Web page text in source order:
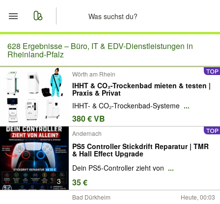
Start
Merkliste
Nachrichten
Anzeige aufgeben
628 Ergebnisse – Büro, IT & EDV-Dienstleistungen in
Rheinland-Pfalz
Wörth am Rhein
IHHT & CO₂-Trockenbad mieten & testen |
Praxis & Privat
IHHT- & CO₂-Trockenbad-Systeme ...
380 € VB
3
Andernach
PS5 Controller Stickdrift Reparatur | TMR
& Hall Effect Upgrade
Dein PS5-Controller zieht von ...
35 €
Bad Dürkheim Heute, 00:03